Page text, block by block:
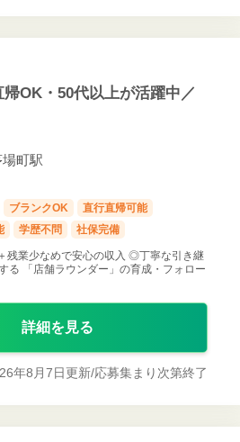
OK・50代以上が活躍中／
町駅
ブランクOK
直行直帰可能
学歴不問 社保完備
業少なめで安心の収入 ◎丁寧な引き継
る 「店舗ラウンダー」の育成・フォロー
詳細を見る
年8月7日更新/応募集まり次第終了